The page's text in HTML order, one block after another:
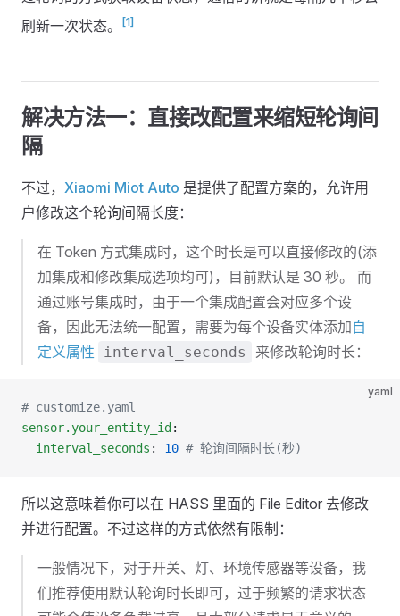
刷新一次状态。
[1]
解决方法一：直接改配置来缩短轮询间
隔
不过， Xiaomi Miot Auto 是提供了配置方案的，允许用
户修改这个轮询间隔长度：
在 Token 方式集成时，这个时长是可以直接修改的(添
加集成和修改集成选项均可)，目前默认是 30 秒。 而
通过账号集成时，由于一个集成配置会对应多个设
备，因此无法统一配置，需要为每个设备实体添加自
定义属性
interval_seconds 来修改轮询时长：
yaml
# customize.yaml
sensor.your_entity_id :
  interval_seconds
: 10 # 轮询间隔时长(秒)
所以这意味着你可以在 HASS 里面的 File Editor 去修改
并进行配置。不过这样的方式依然有限制：
一般情况下，对于开关、灯、环境传感器等设备，我
们推荐使用默认轮询时长即可，过于频繁的请求状态